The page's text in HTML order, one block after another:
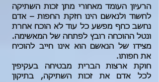
הרעיון העומד מאחורי מתן זכות השתיקה
לחשוד ולנאשם הינו חזקת החפות – אדם
נחשב כחף מפשע כל עוד לא הוכח אחרת
ונטל ההוכחה רובץ לפתחה של המאשימה.
מצידו של הנאשם הוא אינו חייב להוכיח
את חפותו.
חוקת ארצות הברית מבטיחה בעקיפין
לכל אדם את זכות השתיקה, בתיקון